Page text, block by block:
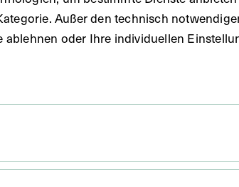
Außer den technisch
ablehnen oder Ihre individuellen